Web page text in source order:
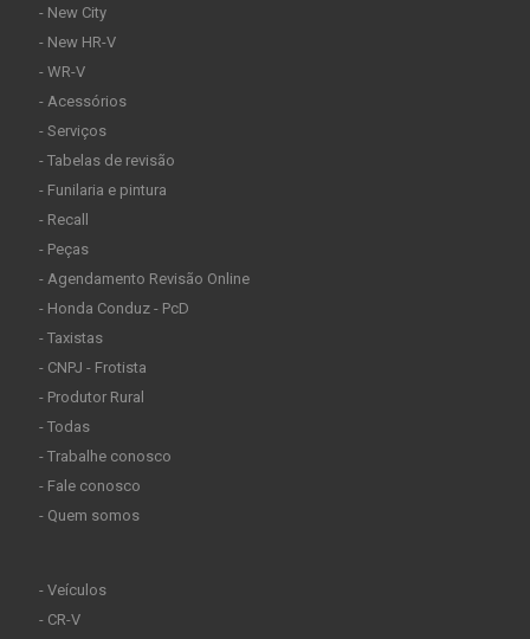
- New City
- New HR-V
- WR-V
- Acessórios
- Serviços
- Tabelas de revisão
- Funilaria e pintura
- Recall
- Peças
- Agendamento Revisão Online
- Honda Conduz - PcD
- Taxistas
- CNPJ - Frotista
- Produtor Rural
- Todas
- Trabalhe conosco
- Fale conosco
- Quem somos
- Veículos
- CR-V